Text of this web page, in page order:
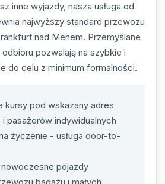
inne wyjazdy, nasza usługa od
najwyższy standard przewozu
nad Menem. Przemyślane
pozwalają na szybkie i
do celu z minimum formalności.
kursy pod wskazany adres
i pasażerów indywidualnych
życzenie - usługa door-to-
pojazdy